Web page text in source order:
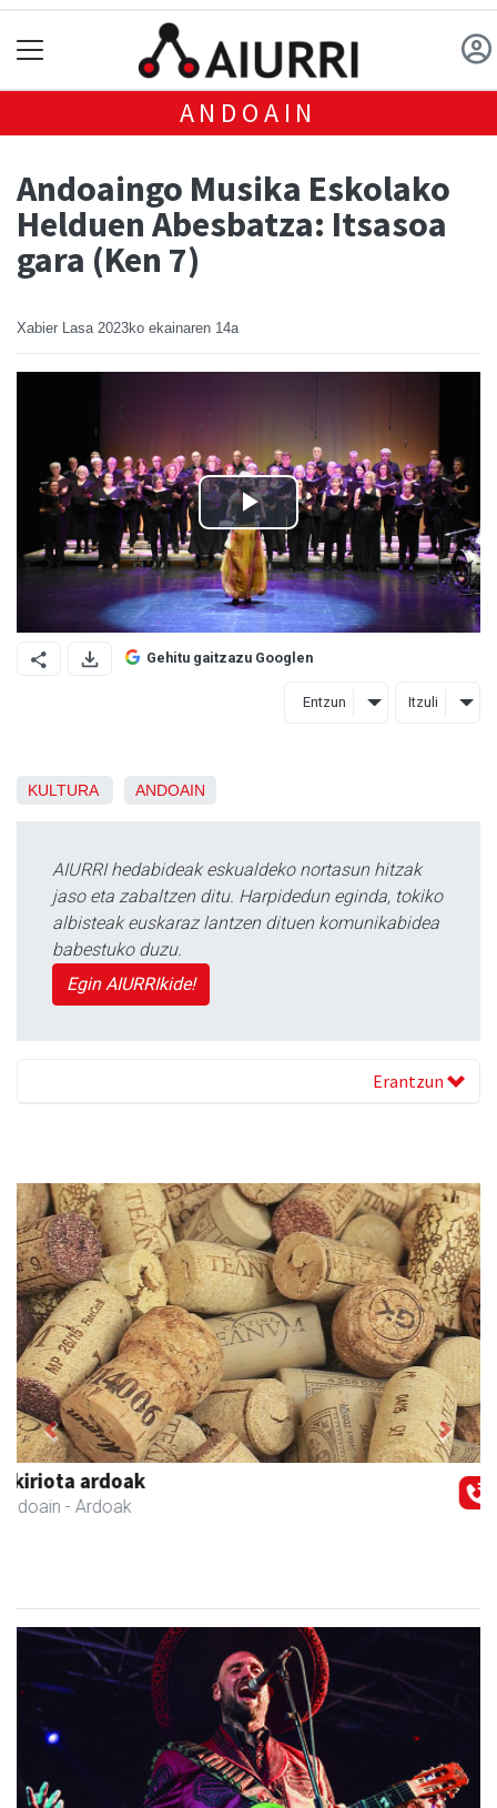
ANDOAIN
Andoaingo Musika Eskolako
Helduen Abesbatza: Itsasoa
gara (Ken 7)
Xabier Lasa 2023ko ekainaren 14a
Gehitu gaitzazu Googlen
Entzun Itzuli
KULTURA ANDOAIN
AIURRI hedabideak eskualdeko nortasun hitzak
jaso eta zabaltzen ditu. Harpidedun eginda, tokiko
albisteak euskaraz lantzen dituen komunikabidea
babestuko duzu.
Egin AIURRIkide!
Erantzun
Azkain motoak
Andoain - Motor dendak
Previous Next